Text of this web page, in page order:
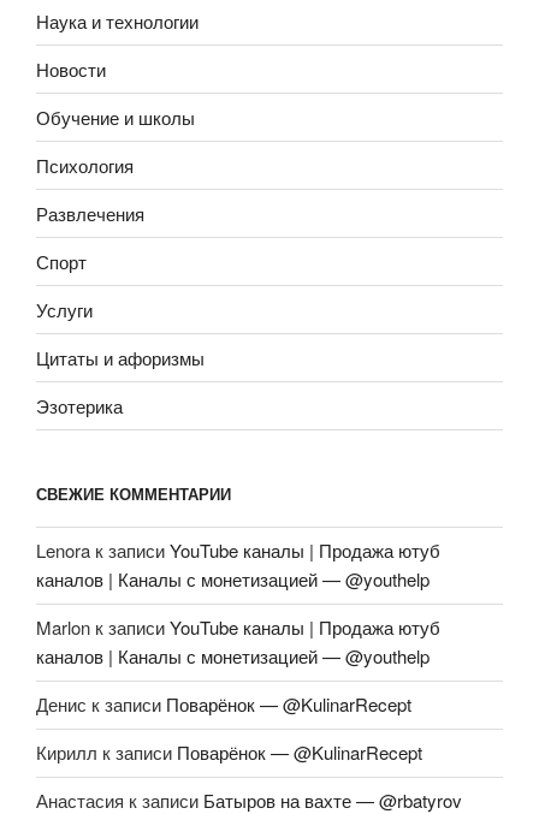
Наука и технологии
Новости
Обучение и школы
Психология
Развлечения
Спорт
Услуги
Цитаты и афоризмы
Эзотерика
СВЕЖИЕ КОММЕНТАРИИ
Lenora к записиYouTube каналы | Продажа ютуб
каналов | Каналы с монетизацией — @youthelp
Marlon к записиYouTube каналы | Продажа ютуб
каналов | Каналы с монетизацией — @youthelp
Денис к записи Поварёнок — @KulinarRecept
Кирилл к записи Поварёнок — @KulinarRecept
Анастасия к записи Батыров на вахте — @rbatyrov